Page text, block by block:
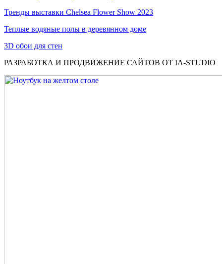
Тренды выставки Chelsea Flower Show 2023
Теплые водяные полы в деревянном доме
3D обои для стен
РАЗРАБОТКА И ПРОДВИЖЕНИЕ САЙТОВ ОТ IA-STUDIO